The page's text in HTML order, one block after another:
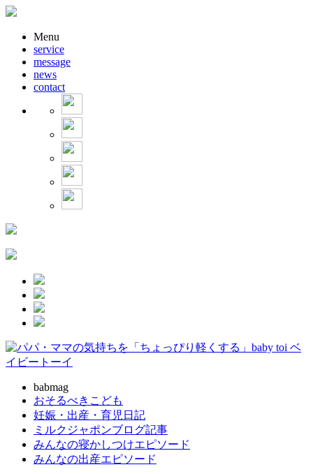
Menu
service
message
news
contact
babmag
おそるべきこども
妊娠・出産・育児日記
ミルクジャポンブログ記事
みんなの寝かしつけエピソード
みんなの出産エピソード